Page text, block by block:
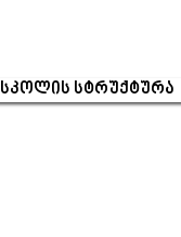
სკოლის სტრუქტურა